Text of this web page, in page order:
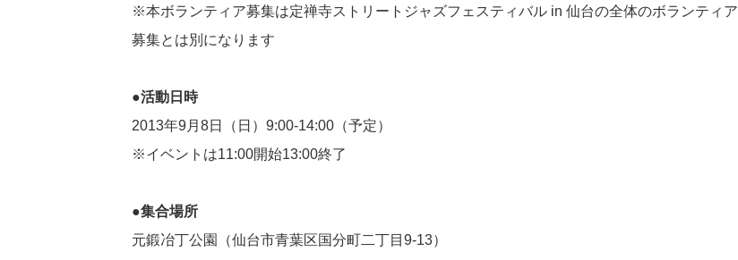
※本ボランティア募集は定禅寺ストリートジャズフェスティバル in 仙台の全体のボランティア
募集とは別になります
●活動日時
2013年9月8日（日）9:00-14:00（予定）
※イベントは11:00開始13:00終了
●集合場所
元鍛冶丁公園（仙台市青葉区国分町二丁目9-13）